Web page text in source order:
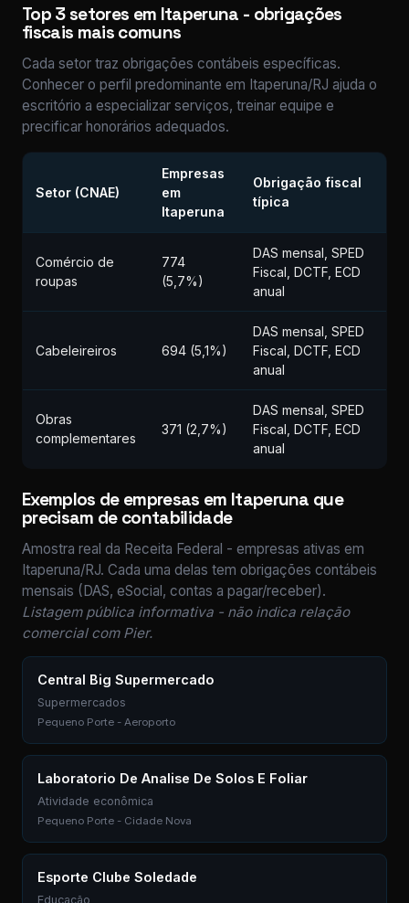
Top 3 setores em Itaperuna - obrigações
fiscais mais comuns
Cada setor traz obrigações contábeis específicas.
Conhecer o perfil predominante em Itaperuna/RJ ajuda o
escritório a especializar serviços, treinar equipe e
precificar honorários adequados.
Setor (CNAE)
Empresas
em
Itaperuna
Obrigação fiscal
típica
Comércio de
roupas
774
(5,7%)
DAS mensal, SPED
Fiscal, DCTF, ECD
anual
Cabeleireiros 694 (5,1%)
DAS mensal, SPED
Fiscal, DCTF, ECD
anual
Obras
complementares
371 (2,7%)
DAS mensal, SPED
Fiscal, DCTF, ECD
anual
Exemplos de empresas em Itaperuna que
precisam de contabilidade
Amostra real da Receita Federal - empresas ativas em
Itaperuna/RJ. Cada uma delas tem obrigações contábeis
mensais (DAS, eSocial, contas a pagar/receber).
Listagem pública informativa - não indica relação
comercial com Pier.
Central Big Supermercado
Supermercados
Pequeno Porte - Aeroporto
Laboratorio De Analise De Solos E Foliar
Atividade econômica
Pequeno Porte - Cidade Nova
Esporte Clube Soledade
Educação